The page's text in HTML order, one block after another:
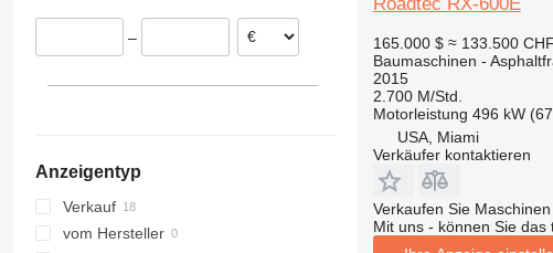
313
319
320
321
435S
8018
8025
8026
3394
R-series
Toucan
XS
–
Anzeigentyp
Verkauf
vom Hersteller
165.000 $ ≈ 133.500 CHF
Baumaschinen -
2015
2.700 M/Std.
Motorleistung 496 kW
USA, Miami
Verkäufer kontaktieren
Verkaufen Sie
Mit uns - können Sie das